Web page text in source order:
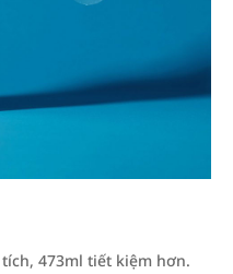
473ml tiết kiệm hơn.